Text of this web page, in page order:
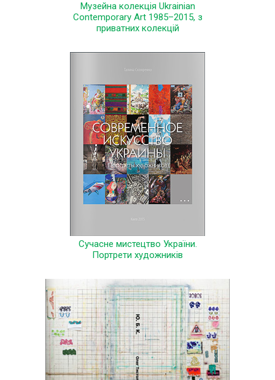
Музейна колекція Ukrainian
Contemporary Art 1985–2015, з
приватних колекцій
Сучасне мистецтво України.
Портрети художників